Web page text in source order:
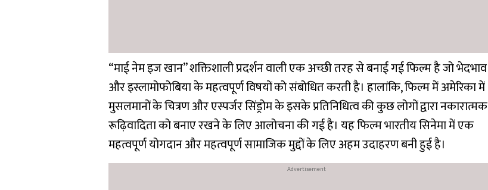
“माई नेम इज खान” शक्तिशाली प्रदर्शन वाली एक अच्छी तरह से बनाई गई फिल्म है जो भेदभाव
और इस्लामोफोबिया के महत्वपूर्ण विषयों को संबोधित करती है। हालांकि, फिल्म में अमेरिका में
मुसलमानों के चित्रण और एस्पर्जर सिंड्रोम के इसके प्रतिनिधित्व की कुछ लोगों द्वारा नकारात्मक
रूढ़िवादिता को बनाए रखने के लिए आलोचना की गई है। यह फिल्म भारतीय सिनेमा में एक
महत्वपूर्ण योगदान और महत्वपूर्ण सामाजिक मुद्दों के लिए अहम उदाहरण बनी हुई है।